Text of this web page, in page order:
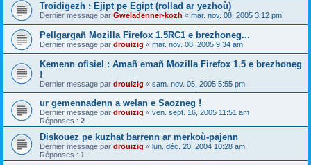
Troidigezh : Ejipt pe Egipt (rollad ar yezhoù)
Dernier message par Gweladenner-kozh « mar. nov. 08, 2005 3:12 pm
Pellgargañ Mozilla Firefox 1.5RC1 e brezhoneg...
Dernier message par drouizig « mar. nov. 08, 2005 9:34 am
Kemenn ofisiel : Amañ emañ Mozilla Firefox 1.5 e brezhoneg
!
Dernier message par drouizig « sam. nov. 05, 2005 5:55 pm
ur gemennadenn a welan e Saozneg !
Dernier message par drouizig « ven. sept. 16, 2005 11:51 am
Réponses : 2
Diskouez pe kuzhat barrenn ar merkoù-pajenn
Dernier message par drouizig « lun. déc. 20, 2004 10:28 am
Réponses : 1